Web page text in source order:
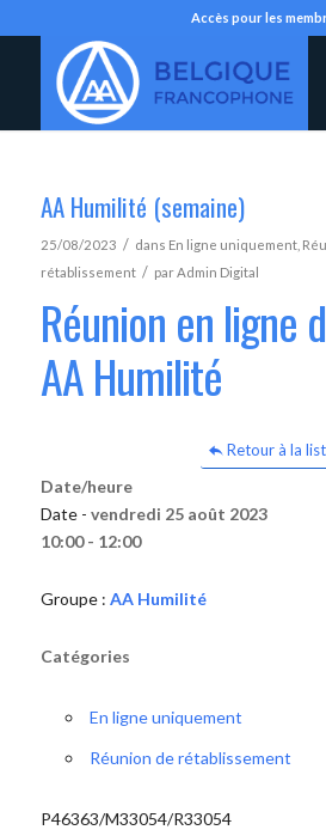
Accès pour les
AA Humilité (semaine)
25/08/2023 / dans En ligne uniquement,
rétablissement / parAdmin Digital
Réunion en ligne
AA Humilité
Retour à la
Date/heure
Date - vendredi 25 août 2023
10:00 - 12:00
Groupe : AA Humilité
Catégories
En ligne uniquement
Réunion de rétablissement
P46363/M33054/R33054